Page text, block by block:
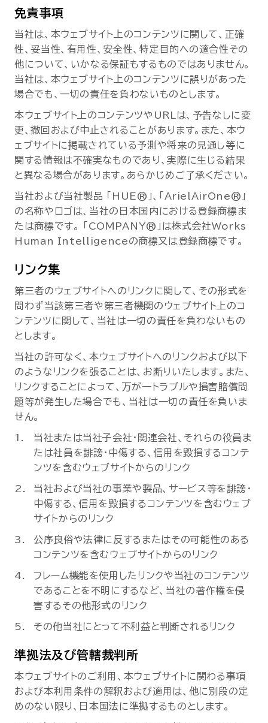
免責事項
当社は、本ウェブサイト上のコンテンツに関して、正確
性、妥当性、有用性、安全性、特定目的への適合性その
他について、いかなる保証もするものではありません。
当社は、本ウェブサイト上のコンテンツに誤りがあった
場合でも、一切の責任を負わないものとします。
本ウェブサイト上のコンテンツやURLは、予告なしに変
更、撤回および中止されることがあります。また、本ウ
ェブサイトに掲載されている予測や将来の見通し等に
関する情報は不確実なものであり、実際に生じる結果
と異なる場合があります。あらかじめご了承ください。
当社および当社製品 「HUE®」、「ArielAirOne®」
の名称やロゴは、当社の日本国内における登録商標ま
たは商標です。 「COMPANY®」は株式会社Works
Human Intelligenceの商標又は登録商標です。
リンク集
第三者のウェブサイトへのリンクに関して、その形式を
問わず当該第三者や第三者機関のウェブサイト上のコ
ンテンツに関して、当社は一切の責任を負わないもの
とします。
当社の許可なく、本ウェブサイトへのリンクおよび以下
のようなリンクを張ることは、お断りいたします。また、
リンクすることによって、万が一トラブルや損害賠償問
題等が発生した場合でも、当社は一切の責任を負いま
せん。
当社または当社子会社・関連会社、それらの役員ま
たは社員を誹謗・中傷する、信用を毀損するコンテ
ンツを含むウェブサイトからのリンク
当社および当社の事業や製品、サービス等を誹謗・
中傷する、信用を毀損するコンテンツを含むウェブ
サイトからのリンク
公序良俗や法律に反するまたはその可能性のある
コンテンツを含むウェブサイトからのリンク
フレーム機能を使用したリンクや当社のコンテンツ
であることを不明にするなど、当社の著作権を侵
害するその他形式のリンク
その他当社にとって不利益と判断されるリンク
準拠法及び管轄裁判所
本ウェブサイトのご利用、本ウェブサイトに関わる事項
および本利用条件の解釈および適用は、他に別段の定
めのない限り、日本国法に準拠するものとします。